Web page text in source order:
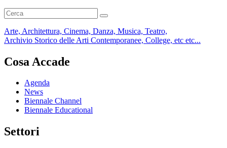
Arte, Architettura, Cinema, Danza, Musica, Teatro,
Archivio Storico delle Arti Contemporanee, College, etc etc...
Cosa Accade
Agenda
News
Biennale Channel
Biennale Educational
Settori